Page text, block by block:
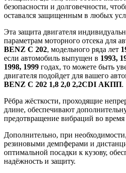
безопасности и долговечности,
оставался защищенным в любых
Эта защита двигателя
параметрам моторного отсека для
BENZ C 202, модельного ряда лет
если автомобиль выпущен в 1993,
1998, 1999 годах, то можете быть
двигателя подойдет для вашего
BENZ C 202 1,8 2,0 2,2CDI АКПП.
Рёбра жёсткости, проходящие
длине, обеспечивают
предотвращение вибраций во
Дополнительно, при
резиновыми демпферами и
оптимальной посадки к кузову,
надёжность и защиту.